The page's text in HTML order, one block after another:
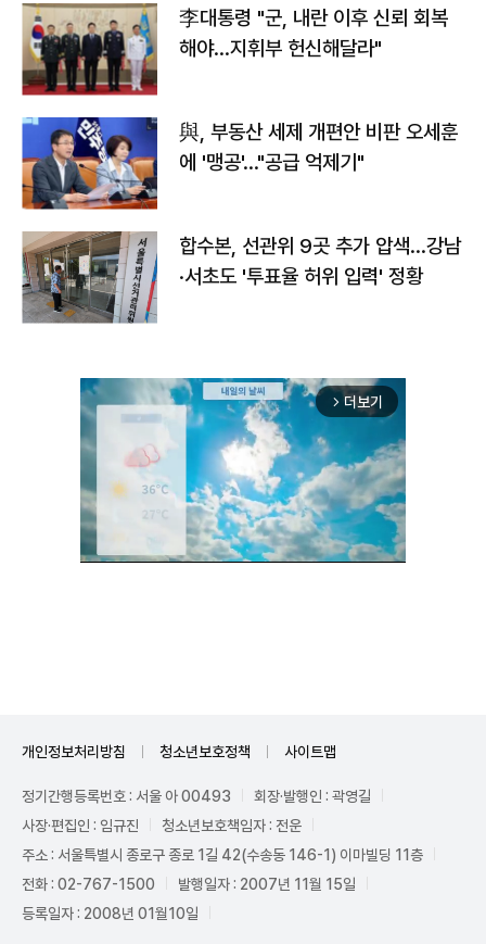
李대통령 "군, 내란 이후 신뢰 회복
해야…지휘부 헌신해달라"
與, 부동산 세제 개편안 비판 오세훈
에 '맹공'…"공급 억제기"
합수본, 선관위 9곳 추가 압색…강남
·서초도 '투표율 허위 입력' 정황
arrow_forward_ios 더보기
개인정보처리방침 청소년보호정책 사이트맵
정기간행등록번호 : 서울 아 00493
회장·발행인 : 곽영길
사장·편집인 : 임규진
청소년보호책임자 : 전운
주소 : 서울특별시 종로구 종로 1길 42(수송동 146-1) 이마빌딩 11층
전화 : 02-767-1500
발행일자 : 2007년 11월 15일
등록일자 : 2008년 01월10일